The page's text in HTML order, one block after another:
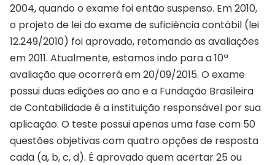
2004, quando o exame foi então suspenso. Em 2010,
o projeto de lei do exame de suficiência contábil (lei
12.249/2010) foi aprovado, retomando as avaliações
em 2011. Atualmente, estamos indo para a 10ª
avaliação que ocorrerá em 20/09/2015. O exame
possui duas edições ao ano e a Fundação Brasileira
de Contabilidade é a instituição responsável por sua
aplicação. O teste possui apenas uma fase com 50
questões objetivas com quatro opções de resposta
cada (a, b, c, d). É aprovado quem acertar 25 ou